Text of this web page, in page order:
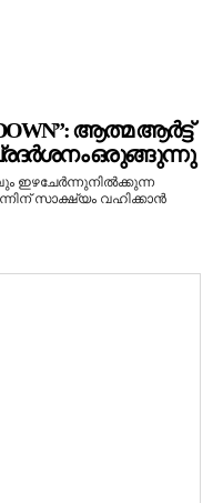
DOWN”: ആത്മ ആർട്ട്
ഒരുങ്ങുന്നു
ഇഴചേർന്നുനിൽക്കുന്ന
സാക്ഷ്യം വഹിക്കാൻ